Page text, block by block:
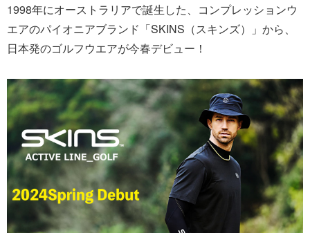
1998年にオーストラリアで誕生した、コンプレッションウ
エアのパイオニアブランド「SKINS（スキンズ）」から、
日本発のゴルフウエアが今春デビュー！